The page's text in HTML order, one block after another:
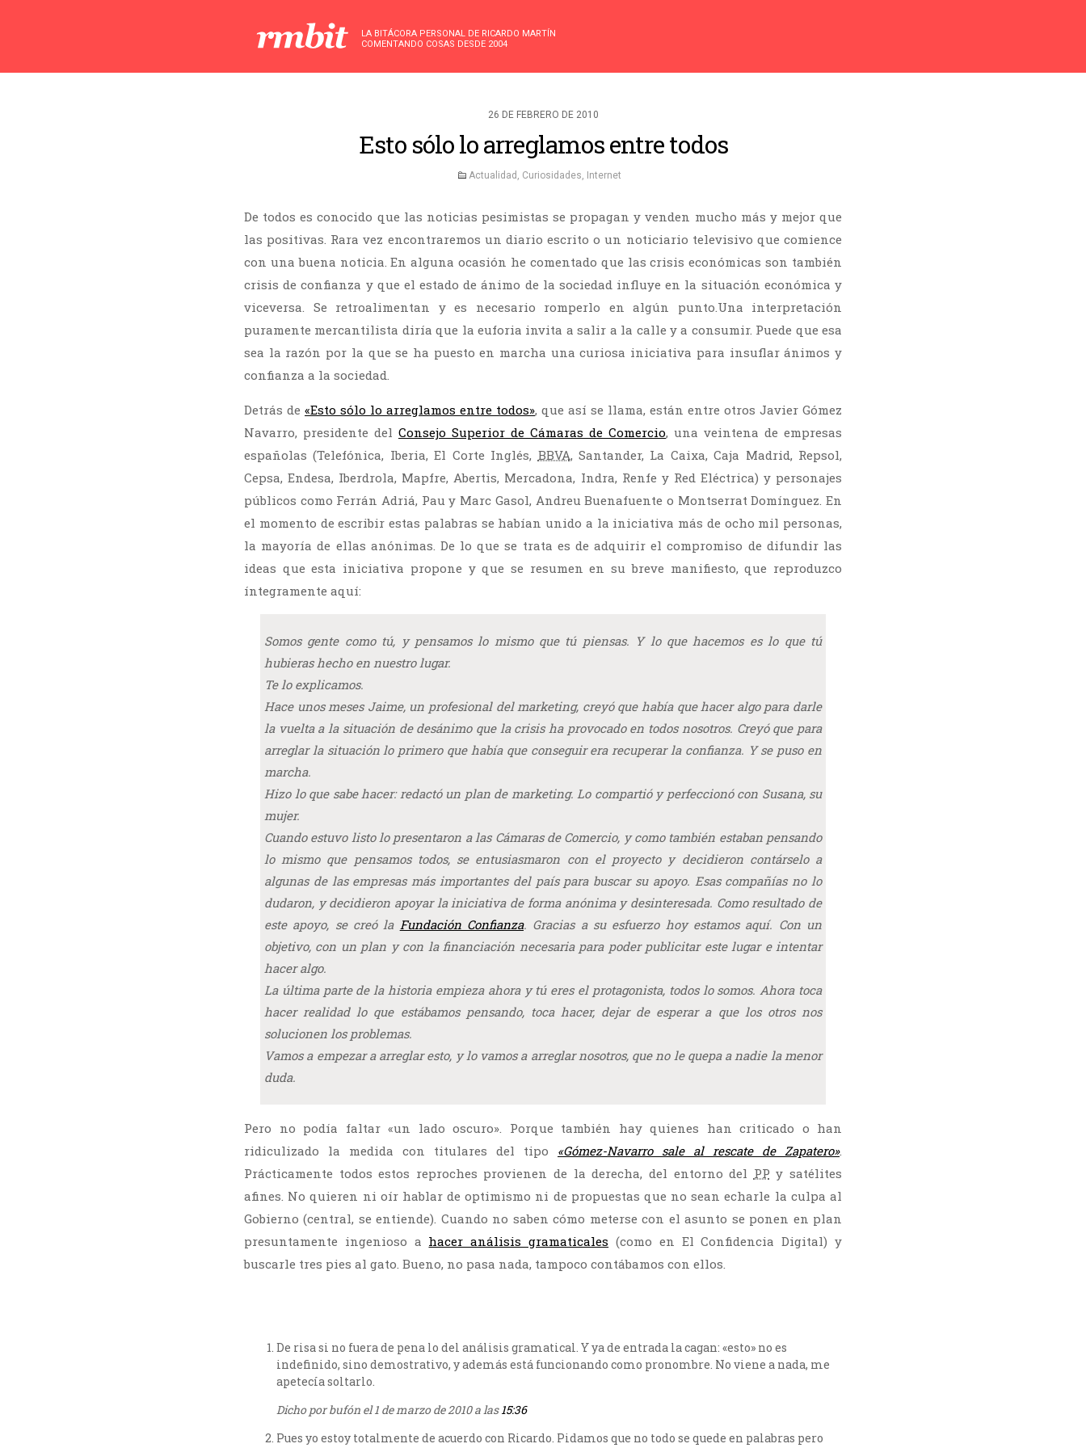
LA BITÁCORA PERSONAL DE RICARDO MARTÍN
COMENTANDO COSAS DESDE 2004
26 DE FEBRERO DE 2010
Esto sólo lo arreglamos entre todos
Actualidad , Curiosidades, Internet
De todos es conocido que las noticias pesimistas se propagan y venden mucho más y mejor que
las positivas. Rara vez encontraremos un diario escrito o un noticiario televisivo que comience
con una buena noticia. En alguna ocasión he comentado que las crisis económicas son también
crisis de confianza y que el estado de ánimo de la sociedad influye en la situación económica y
viceversa. Se retroalimentan y es necesario romperlo en algún punto.Una interpretación
puramente mercantilista diría que la euforia invita a salir a la calle y a consumir. Puede que esa
sea la razón por la que se ha puesto en marcha una curiosa iniciativa para insuflar ánimos y
confianza a la sociedad.
Detrás de «Esto sólo lo arreglamos entre todos», que así se llama, están entre otros Javier Gómez
Navarro, presidente del Consejo Superior de Cámaras de Comercio, una veintena de empresas
españolas (Telefónica, Iberia, El Corte Inglés, BBVA, Santander, La Caixa, Caja Madrid, Repsol,
Cepsa, Endesa, Iberdrola, Mapfre, Abertis, Mercadona, Indra, Renfe y Red Eléctrica) y personajes
públicos como Ferrán Adriá, Pau y Marc Gasol, Andreu Buenafuente o Montserrat Domínguez. En
el momento de escribir estas palabras se habían unido a la iniciativa más de ocho mil personas,
la mayoría de ellas anónimas. De lo que se trata es de adquirir el compromiso de difundir las
ideas que esta iniciativa propone y que se resumen en su breve manifiesto, que reproduzco
íntegramente aquí:
Somos gente como tú, y pensamos lo mismo que tú piensas. Y lo que hacemos es lo que tú
hubieras hecho en nuestro lugar.
Te lo explicamos.
Hace unos meses Jaime, un profesional del marketing, creyó que había que hacer algo para darle
la vuelta a la situación de desánimo que la crisis ha provocado en todos nosotros. Creyó que para
arreglar la situación lo primero que había que conseguir era recuperar la confianza. Y se puso en
marcha.
Hizo lo que sabe hacer: redactó un plan de marketing. Lo compartió y perfeccionó con Susana, su
mujer.
Cuando estuvo listo lo presentaron a las Cámaras de Comercio, y como también estaban pensando
lo mismo que pensamos todos, se entusiasmaron con el proyecto y decidieron contárselo a
algunas de las empresas más importantes del país para buscar su apoyo. Esas compañías no lo
dudaron, y decidieron apoyar la iniciativa de forma anónima y desinteresada. Como resultado de
este apoyo, se creó la Fundación Confianza. Gracias a su esfuerzo hoy estamos aquí. Con un
objetivo, con un plan y con la financiación necesaria para poder publicitar este lugar e intentar
hacer algo.
La última parte de la historia empieza ahora y tú eres el protagonista, todos lo somos. Ahora toca
hacer realidad lo que estábamos pensando, toca hacer, dejar de esperar a que los otros nos
solucionen los problemas.
Vamos a empezar a arreglar esto, y lo vamos a arreglar nosotros, que no le quepa a nadie la menor
duda.
Pero no podía faltar «un lado oscuro». Porque también hay quienes han criticado o han
ridiculizado la medida con titulares del tipo «Gómez-Navarro sale al rescate de Zapatero».
Prácticamente todos estos reproches provienen de la derecha, del entorno del PP y satélites
afines. No quieren ni oír hablar de optimismo ni de propuestas que no sean echarle la culpa al
Gobierno (central, se entiende). Cuando no saben cómo meterse con el asunto se ponen en plan
presuntamente ingenioso a hacer análisis gramaticales (como en El Confidencia Digital) y
buscarle tres pies al gato. Bueno, no pasa nada, tampoco contábamos con ellos.
De risa si no fuera de pena lo del análisis gramatical. Y ya de entrada la cagan: «esto» no es
indefinido, sino demostrativo, y además está funcionando como pronombre. No viene a nada, me
apetecía soltarlo.
Dicho por bufón el 1 de marzo de 2010 a las15:36
Pues yo estoy totalmente de acuerdo con Ricardo. Pidamos que no todo se quede en palabras pero